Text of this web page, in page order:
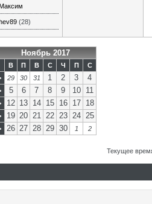
(28)
Ноябрь 2017
В П В С Ч П
С
29 30 31 1 2 3 4
5 6 7 8 9 10 11
12 13 14 15 16 17 18
19 20 21 22 23 24 25
26 27 28 29 30 1 2
Текущее